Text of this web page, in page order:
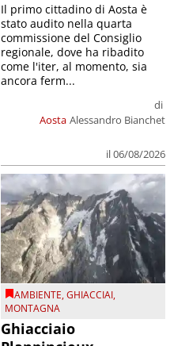
Aosta
di
Alessandro Bianchet
il 06/08/2026
Il primo cittadino di Aosta è
stato audito nella quarta
commissione del Consiglio
regionale, dove ha ribadito
come l'iter, al momento, sia
ancora ferm...
AMBIENTE,GHIACCIAI,
MONTAGNA
Ghiacciaio